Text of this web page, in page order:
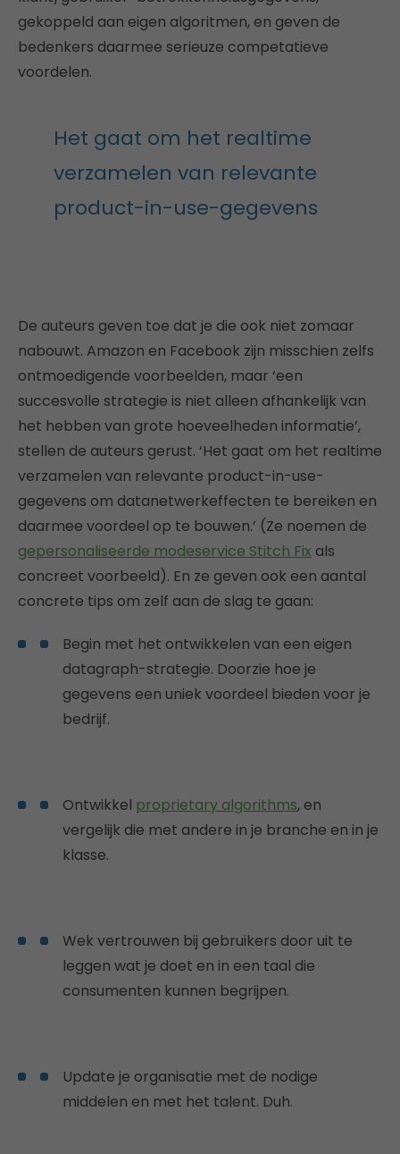
gekoppeld aan eigen algoritmen, en geven de
bedenkers daarmee serieuze competatieve
voordelen.
Het gaat om het realtime
verzamelen van relevante
product-in-use-gegevens
De auteurs geven toe dat je die ook niet zomaar
nabouwt. Amazon en Facebook zijn misschien zelfs
ontmoedigende voorbeelden, maar ‘een
succesvolle strategie is niet alleen afhankelijk van
het hebben van grote hoeveelheden informatie’,
stellen de auteurs gerust. ‘Het gaat om het realtime
verzamelen van relevante product-in-use-
gegevens om datanetwerkeffecten te bereiken en
daarmee voordeel op te bouwen.’ (Ze noemen de
gepersonaliseerde modeservice Stitch Fix als
concreet voorbeeld). En ze geven ook een aantal
concrete tips om zelf aan de slag te gaan:
Begin met het ontwikkelen van een eigen
datagraph-strategie. Doorzie hoe je
gegevens een uniek voordeel bieden voor je
bedrijf.
Ontwikkel proprietary algorithms, en
vergelijk die met andere in je branche en in je
klasse.
Wek vertrouwen bij gebruikers door uit te
leggen wat je doet en in een taal die
consumenten kunnen begrijpen.
Update je organisatie met de nodige
middelen en met het talent. Duh.